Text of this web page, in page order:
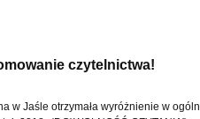
czytelnictwa!
w Jaśle otrzymała wyróżnienie w